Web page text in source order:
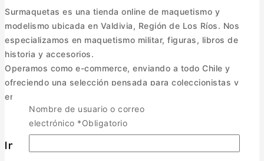
Surmaquetas es una tienda online de maquetismo y
modelismo ubicada en Valdivia, Región de Los Ríos. Nos
especializamos en maquetismo militar, figuras, libros de
historia y accesorios.
Operamos como e-commerce, enviando a todo Chile y
ofreciendo una selección pensada para coleccionistas y
entusiastas.
Informacion
Nombre de usuario o correo
electrónico *Obligatorio